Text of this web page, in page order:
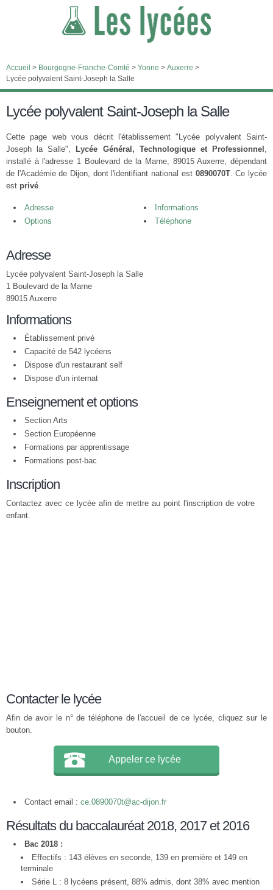
Accueil > Bourgogne-Franche-Comté > Yonne > Auxerre >
Lycée polyvalent Saint-Joseph la Salle
Lycée polyvalent Saint-Joseph la Salle
Cette page web vous décrit l'établissement "Lycée polyvalent Saint-
Joseph la Salle",
Lycée Général, Technologique et Professionnel ,
installé à l'adresse 1 Boulevard de la Marne, 89015 Auxerre, dépendant
de l'Académie de Dijon, dont l'identifiant national est 0890070T. Ce lycée
est privé.
Adresse
Informations
Options
Téléphone
Adresse
Lycée polyvalent Saint-Joseph la Salle
1 Boulevard de la Marne
89015 Auxerre
Informations
Établissement privé
Capacité de 542 lycéens
Dispose d'un restaurant self
Dispose d'un internat
Enseignement et options
Section Arts
Section Européenne
Formations par apprentissage
Formations post-bac
Inscription
Contactez avec ce lycée afin de mettre au point l'inscription de votre
enfant.
Contacter le lycée
Afin de avoir le n° de téléphone de l'accueil de ce lycée, cliquez sur le
bouton.
Appeler ce lycée
Contact email : ce.0890070t@ac-dijon.fr
Résultats du baccalauréat 2018, 2017 et 2016
Bac 2018 :
Effectifs : 143 élèves en seconde, 139 en première et 149 en
terminale
Série L : 8 lycéens présent, 88% admis, dont 38% avec mention